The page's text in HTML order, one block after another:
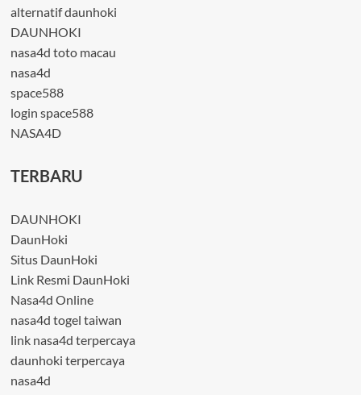
alternatif daunhoki
DAUNHOKI
nasa4d toto macau
nasa4d
space588
login space588
NASA4D
TERBARU
DAUNHOKI
DaunHoki
Situs DaunHoki
Link Resmi DaunHoki
Nasa4d Online
nasa4d togel taiwan
link nasa4d terpercaya
daunhoki terpercaya
nasa4d